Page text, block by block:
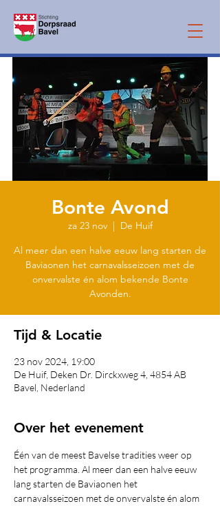
Bonte Avond
za 23 nov
  |
De Huif
Al meer dan een halve eeuw lang starten de
Baviaonen het carnavalsseizoen met de
onvervalste én alom bekende Bonte
Avonden.
Tijd & Locatie
23 nov 2024, 19:00
De Huif, Deken Dr. Dirckxweg 4, 4854 AB
Bavel, Nederland
Over het evenement
Één van de meest Bavelse tradities weer op
het programma. Al meer dan een halve eeuw
lang starten de Baviaonen het
carnavalsseizoen met de onvervalste én alom